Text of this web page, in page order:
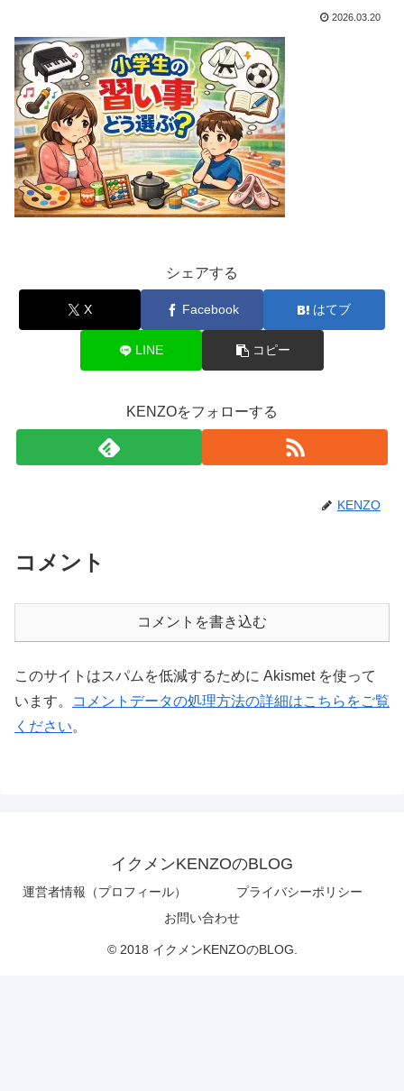
2026.03.20
シェアする
X Facebook はてブ
LINE コピー
KENZOをフォローする
KENZO
コメント
コメントを書き込む
このサイトはスパムを低減するために Akismet を使って
います。
コメントデータの処理方法の詳細はこちらをご覧
ください。
イクメンKENZOのBLOG
運営者情報（プロフィール）
プライバシーポリシー
お問い合わせ
© 2018 イクメンKENZOのBLOG.